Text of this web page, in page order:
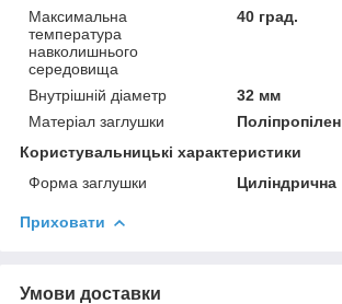
Максимальна
температура
навколишнього
середовища
40 град.
Внутрішній діаметр
32 мм
Матеріал заглушки
Поліпропілен
Користувальницькі характеристики
Форма заглушки
Циліндрична
Приховати
Умови доставки